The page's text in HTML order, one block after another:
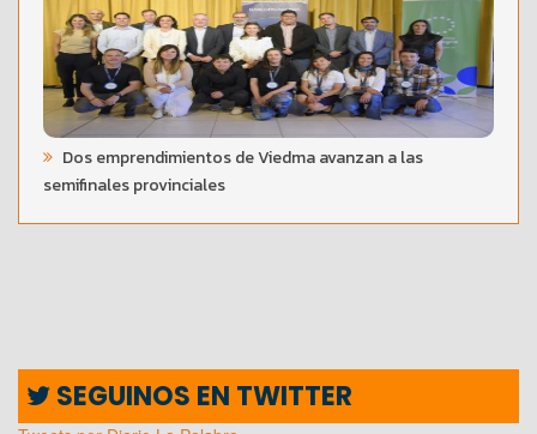
Dos emprendimientos de Viedma avanzan a las
semifinales provinciales
SEGUINOS EN TWITTER